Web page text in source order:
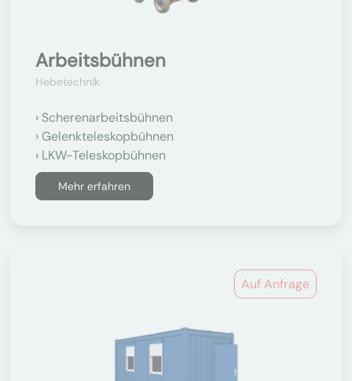
Arbeitsbühnen
Hebetechnik
Scherenarbeitsbühnen
Gelenkteleskopbühnen
LKW-Teleskopbühnen
Mehr erfahren
Auf Anfrage